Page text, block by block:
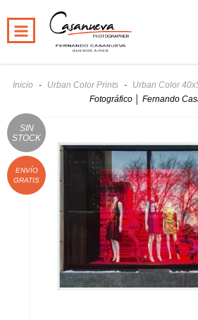
Inicio - Urban Color Prints - Urban Color
Fotográfico │ Fernando
SIN
STOCK
ENVÍO
GRATIS